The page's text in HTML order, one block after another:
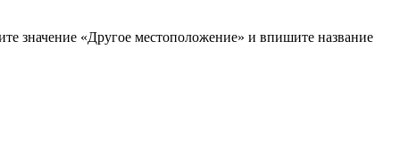
значение «Другое местоположение» и впишите название